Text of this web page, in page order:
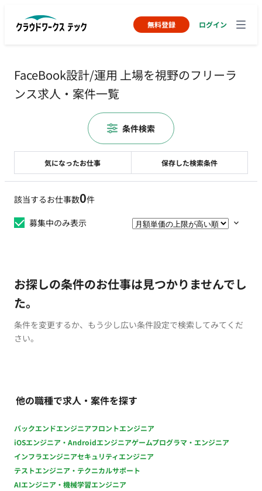
無料登録 ログイン
FaceBook設計/運用 上場を視野のフリーラ
ンス求人・案件一覧
該当するお仕事数0件
募集中のみ表示
お探しの条件のお仕事は見つかりませんでし
た。
条件を変更するか、もう少し広い条件設定で検索してみてくだ
さい。
他の職種で求人・案件を探す
バックエンドエンジニアフロントエンジニア
iOSエンジニア・Androidエンジニアゲームプログラマ・エンジニア
インフラエンジニアセキュリティエンジニア
テストエンジニア・テクニカルサポート
AIエンジニア・機械学習エンジニア
気になったお仕事 保存した検索条件
条件検索